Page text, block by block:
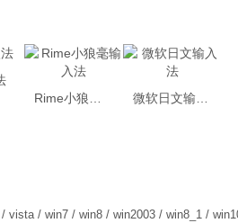
vista / win7 / win8 / win2003 / win8_1 /